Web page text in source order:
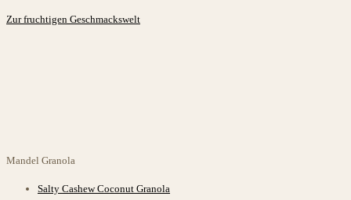
Zur fruchtigen Geschmackswelt
Mandel Granola
Salty Cashew Coconut Granola